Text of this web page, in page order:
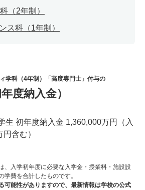
（2年制）
ス科（1年制）
学科（4年制）「高度専門士」付与の
度納入金）
生 初年度納入金 1,360,000万円（入
含む）
、入学初年度に必要な入学金・授業料・施設設
学費を合計したものです。
可能性がありますので、最新情報は学校の公式